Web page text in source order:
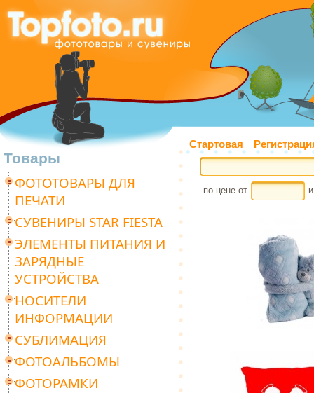
Стартовая
Товары
ФОТОТОВАРЫ ДЛЯ
ПЕЧАТИ
СУВЕНИРЫ STAR FIESTA
ЭЛЕМЕНТЫ ПИТАНИЯ И
ЗАРЯДНЫЕ
УСТРОЙСТВА
НОСИТЕЛИ
ИНФОРМАЦИИ
СУБЛИМАЦИЯ
ФОТОАЛЬБОМЫ
ФОТОРАМКИ
по цене от